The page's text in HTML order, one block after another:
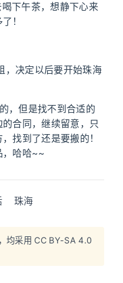
下午茶，想静下心来
！
决定以后要开始珠海
但是找不到合适的
合同，继续留意，只
找到了还是要搬的！
，哈哈~~
珠海
均采用 CC BY-SA 4.0